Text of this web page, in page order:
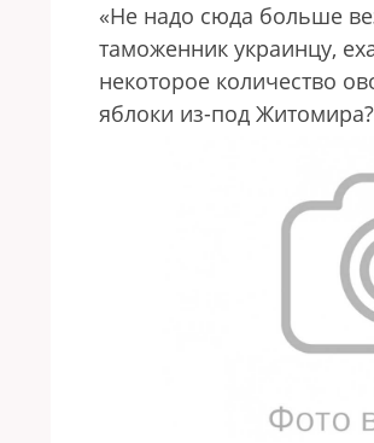
«Не надо сюда больше
таможенник украинцу,
некоторое количество
яблоки из-под Житомира?